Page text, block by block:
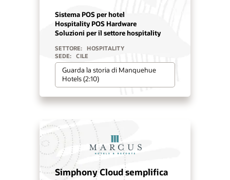
Sistema POS per hotel
Hospitality POS Hardware
Soluzioni per il settore hospitality
SETTORE:
HOSPITALITY
SEDE:
CILE
Guarda la storia di Manquehue
Hotels (2:10)
Simphony Cloud semplifica